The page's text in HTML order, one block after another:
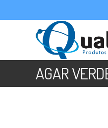
para
AGAR